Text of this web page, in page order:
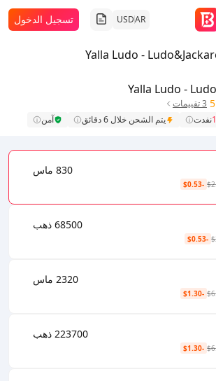
AR
USD تسجيل الدخول
Yalla Ludo -
Yalla Ludo -
5 3 تقييمات
نفدت يتم الشحن خلال 6 دقائق آمن
830 ماس
-$0.53
68500 ذهب
-$0.53
2320 ماس
-$1.30
223700 ذهب
-$1.30